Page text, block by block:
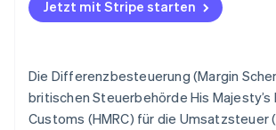
Anwendung der Regelung auf nicht
Rahmen der Standardregelung
Unvollständige Kaufdokumentation
Jetzt mit Stripe starten
Die Differenzbesteuerung (Margin
britischen Steuerbehörde His Majesty’s
Customs (HMRC) für die Umsatzsteuer